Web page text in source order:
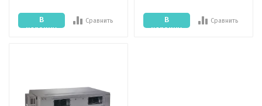
В
корзину
Сравнить
В
корзину
Сравнить